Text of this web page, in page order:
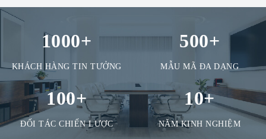
1000+
KHÁCH HÀNG TIN TƯỞNG
500+
MẪU MÃ ĐA DẠNG
100+
ĐỐI TÁC CHIẾN LƯỢC
10+
NĂM KINH NGHIỆM